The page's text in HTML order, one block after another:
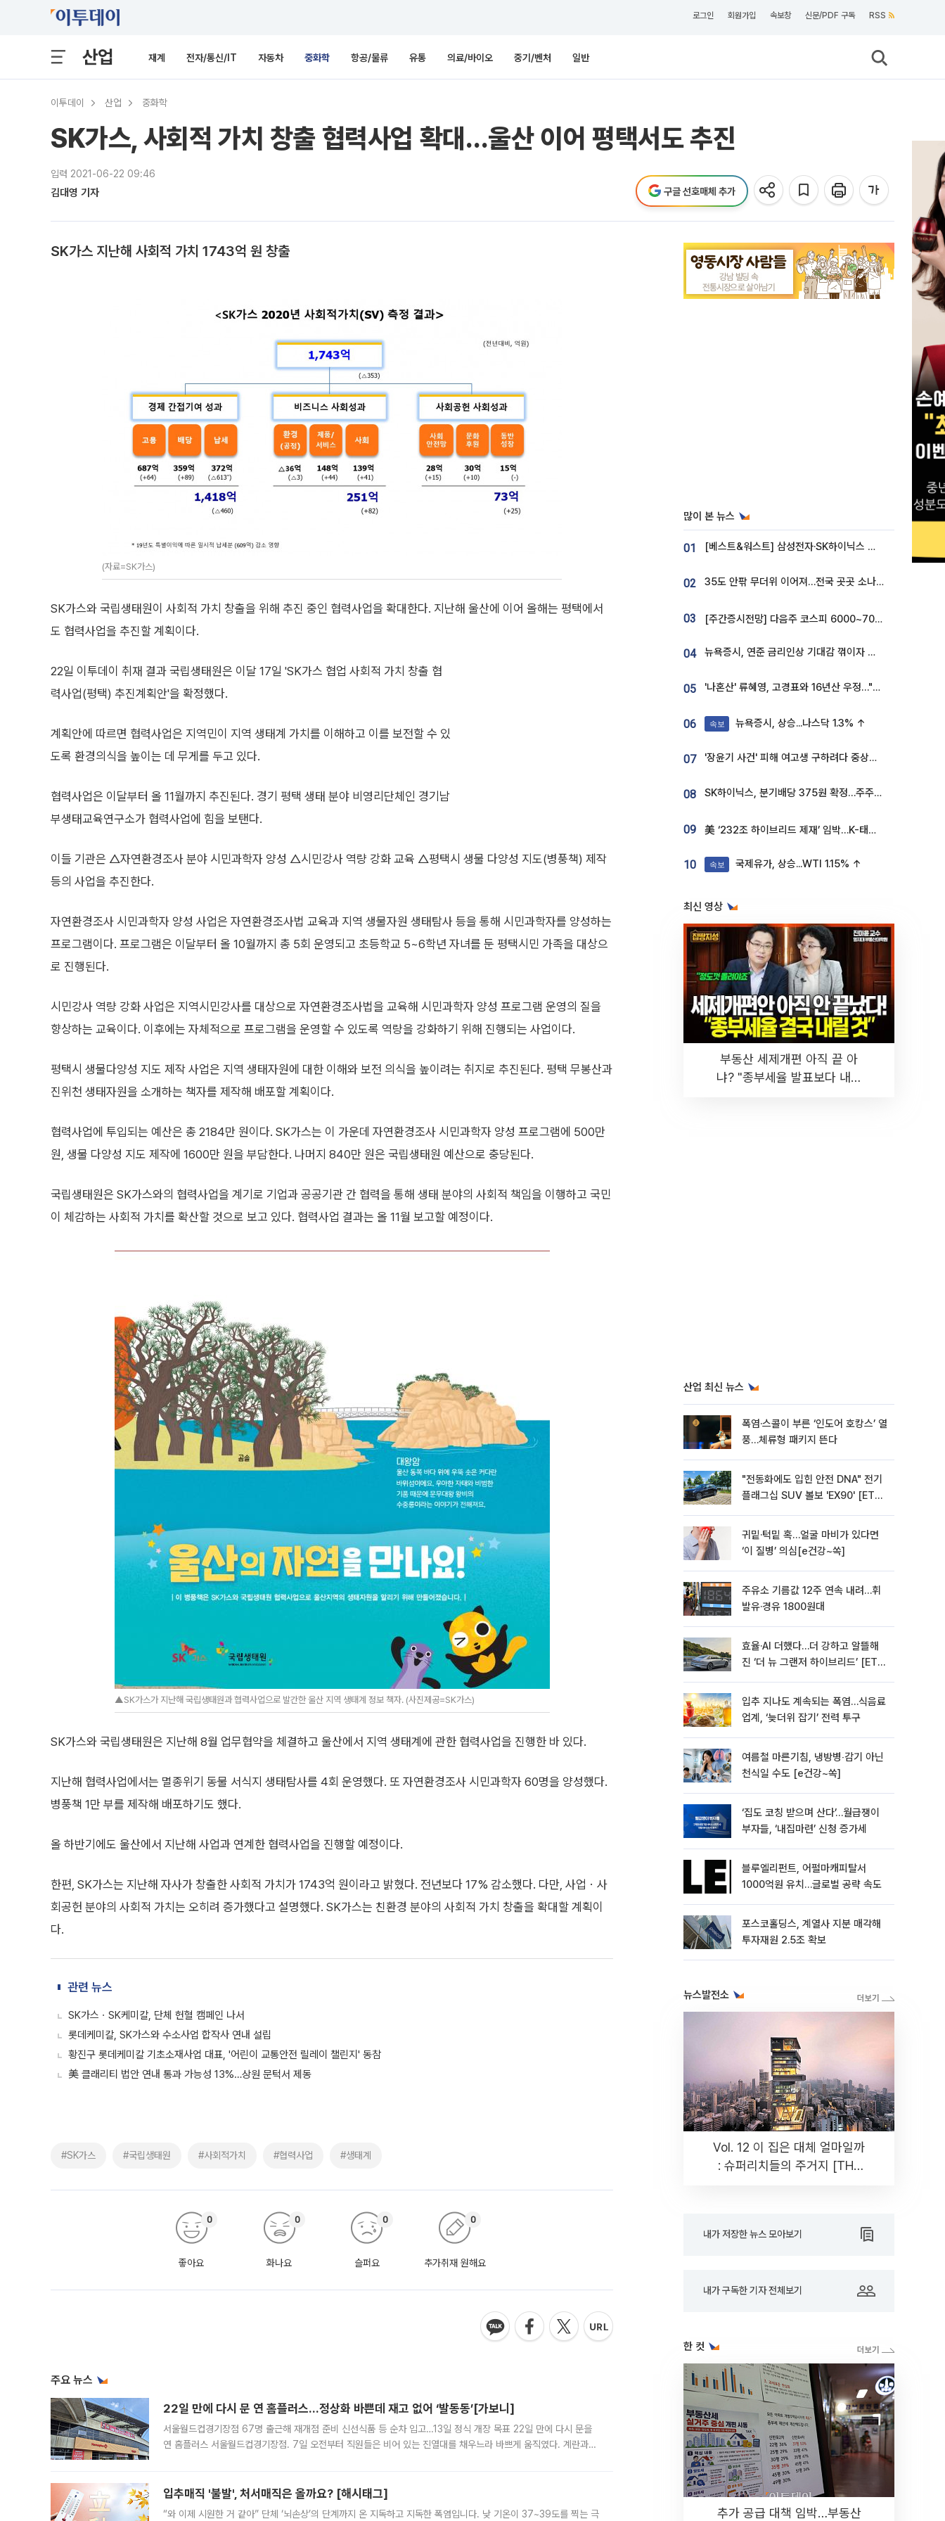
로그인 회원가입 속보창 신문/PDF 구독 RSS
산업 재계 전자/통신/IT 자동차 중화학 항공/물류 유통 의료/바이오 중기/벤처 일반
이투데이 산업 중화학
SK가스, 사회적 가치 창출 협력사업 확대…울산 이어 평택서도 추진
입력 2021-06-22 09:46
김대영 기자 구글 선호매체 추가
SK가스 지난해 사회적 가치 1743억 원 창출
(자료=SK가스)
SK가스와 국립생태원이 사회적 가치 창출을 위해 추진 중인 협력사업을 확대한다. 지난해 울산에 이어 올해는 평택에서
도 협력사업을 추진할 계획이다.
22일 이투데이 취재 결과 국립생태원은 이달 17일 'SK가스 협업 사회적 가치 창출 협
력사업(평택) 추진계획안'을 확정했다.
계획안에 따르면 협력사업은 지역민이 지역 생태계 가치를 이해하고 이를 보전할 수 있
도록 환경의식을 높이는 데 무게를 두고 있다.
협력사업은 이달부터 올 11월까지 추진된다. 경기 평택 생태 분야 비영리단체인 경기남
부생태교육연구소가 협력사업에 힘을 보탠다.
이들 기관은 △자연환경조사 분야 시민과학자 양성 △시민강사 역량 강화 교육 △평택시 생물 다양성 지도(병풍책) 제작
등의 사업을 추진한다.
자연환경조사 시민과학자 양성 사업은 자연환경조사법 교육과 지역 생물자원 생태탐사 등을 통해 시민과학자를 양성하는
프로그램이다. 프로그램은 이달부터 올 10월까지 총 5회 운영되고 초등학교 5~6학년 자녀를 둔 평택시민 가족을 대상으
로 진행된다.
시민강사 역량 강화 사업은 지역시민강사를 대상으로 자연환경조사법을 교육해 시민과학자 양성 프로그램 운영의 질을
향상하는 교육이다. 이후에는 자체적으로 프로그램을 운영할 수 있도록 역량을 강화하기 위해 진행되는 사업이다.
평택시 생물다양성 지도 제작 사업은 지역 생태자원에 대한 이해와 보전 의식을 높이려는 취지로 추진된다. 평택 무봉산과
진위천 생태자원을 소개하는 책자를 제작해 배포할 계획이다.
협력사업에 투입되는 예산은 총 2184만 원이다. SK가스는 이 가운데 자연환경조사 시민과학자 양성 프로그램에 500만
원, 생물 다양성 지도 제작에 1600만 원을 부담한다. 나머지 840만 원은 국립생태원 예산으로 충당된다.
국립생태원은 SK가스와의 협력사업을 계기로 기업과 공공기관 간 협력을 통해 생태 분야의 사회적 책임을 이행하고 국민
이 체감하는 사회적 가치를 확산할 것으로 보고 있다. 협력사업 결과는 올 11월 보고할 예정이다.
▲SK가스가 지난해 국립생태원과 협력사업으로 발간한 울산 지역 생태계 정보 책자. (사진제공=SK가스)
SK가스와 국립생태원은 지난해 8월 업무협약을 체결하고 울산에서 지역 생태계에 관한 협력사업을 진행한 바 있다.
지난해 협력사업에서는 멸종위기 동물 서식지 생태탐사를 4회 운영했다. 또 자연환경조사 시민과학자 60명을 양성했다.
병풍책 1만 부를 제작해 배포하기도 했다.
올 하반기에도 울산에서 지난해 사업과 연계한 협력사업을 진행할 예정이다.
한편, SK가스는 지난해 자사가 창출한 사회적 가치가 1743억 원이라고 밝혔다. 전년보다 17% 감소했다. 다만, 사업ㆍ사
회공헌 분야의 사회적 가치는 오히려 증가했다고 설명했다. SK가스는 친환경 분야의 사회적 가치 창출을 확대할 계획이
다.
관련 뉴스
SK가스ㆍSK케미칼, 단체 헌혈 캠페인 나서
롯데케미칼, SK가스와 수소사업 합작사 연내 설립
황진구 롯데케미칼 기초소재사업 대표, '어린이 교통안전 릴레이 챌린지' 동참
美 클래리티 법안 연내 통과 가능성 13%…상원 문턱서 제동
#SK가스 #국립생태원 #사회적가치 #협력사업 #생태계
좋아요
0
화나요
0
슬퍼요
0
추가취재 원해요
0
주요 뉴스
22일 만에 다시 문 연 홈플러스…정상화 바쁜데 재고 없어 ‘발동동’[가보니]
서울월드컵경기장점 67명 출근해 재개점 준비 신선식품 등 순차 입고…13일 정식 개장 목표 22일 만에 다시 문을
연 홈플러스 서울월드컵경기장점. 7일 오전부터 직원들은 비어 있는 진열대를 채우느라 바쁘게 움직였다. 계란과
입추매직 '불발', 처서매직은 올까요? [해시태그]
“와 이제 시원한 거 같아” 단체 ‘뇌손상’의 단계까지 온 지독하고 지독한 폭염입니다. 낮 기온이 37~39도를 찍는 극
많이 본 뉴스
01 [베스트&워스트] 삼성전자·SK하이닉스 밀린 한 주…상상인증권은 85% 급등
02 35도 안팎 무더위 이어져…전국 곳곳 소나기 [오늘 날씨]
03 [주간증시전망] 다음주 코스피 6000~7000⋯“外人 수급은 정책이 변수”
04 뉴욕증시, 연준 금리인상 기대감 꺾이자 상승...S&P500 사상 최고치 [종합]
05 '나혼산' 류혜영, 고경표와 16년산 우정…"자취방서 부모님과 마주쳐"
06 속보 뉴욕증시, 상승...나스닥 1.3% ↑
07 '장윤기 사건' 피해 여고생 구하려다 중상…고교생 의상자 지정
08 SK하이닉스, 분기배당 375원 확정…주주환원책 9월로 앞당겨 발표
09 美 ‘232조 하이브리드 제재’ 임박…K-태양광, 불확실성 털고 날개 다나
10 속보 국제유가, 상승...WTI 1.15% ↑
최신 영상
부동산 세제개편 아직 끝 아
냐? "종부세율 발표보다 내릴
산업 최신 뉴스
폭염·스콜이 부른 ‘인도어 호캉스’ 열
풍…체류형 패키지 뜬다
"전동화에도 입힌 안전 DNA" 전기
플래그십 SUV 볼보 'EX90' [ET의
귀밑·턱밑 혹…얼굴 마비가 있다면
‘이 질병’ 의심[e건강~쏙]
주유소 기름값 12주 연속 내려…휘
발유·경유 1800원대
효율·AI 더했다…더 강하고 알뜰해
진 ‘더 뉴 그랜저 하이브리드’ [ET의
입추 지나도 계속되는 폭염…식음료
업계, ‘늦더위 잡기’ 전력 투구
여름철 마른기침, 냉방병‧감기 아닌
천식일 수도 [e건강~쏙]
‘집도 코칭 받으며 산다’…월급쟁이
부자들, ‘내집마련’ 신청 증가세
블루엘리펀트, 어펄마캐피탈서
1000억원 유치…글로벌 공략 속도
포스코홀딩스, 계열사 지분 매각해
투자재원 2.5조 확보
뉴스발전소
Vol. 12 이 집은 대체 얼마일까
: 슈퍼리치들의 주거지 [THE
내가 저장한 뉴스 모아보기
내가 구독한 기자 전체보기
한 컷
추가 공급 대책 임박…부동산